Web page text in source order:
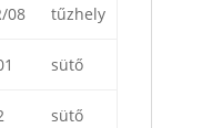
08 tűzhely
sütő
sütő